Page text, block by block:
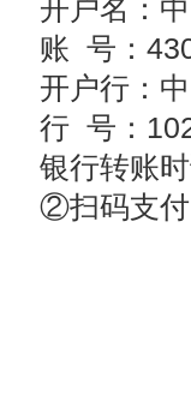
开户名：
账 号：
开户行：
行 号：
银行转账
②扫码支付